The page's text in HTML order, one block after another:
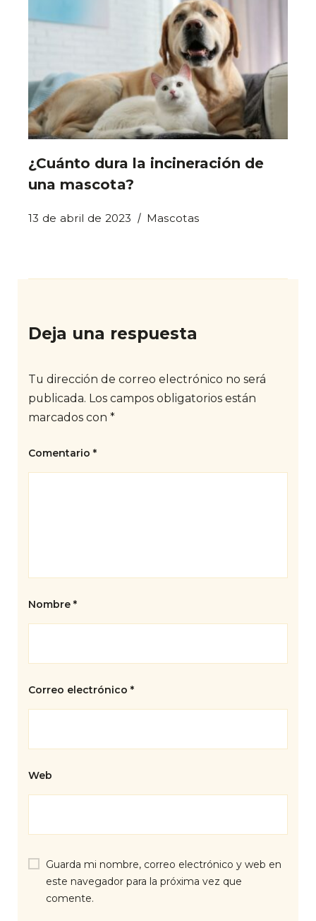
¿Cuánto dura la incineración de
una mascota?
13 de abril de 2023 Mascotas
Deja una respuesta
Tu dirección de correo electrónico no será
publicada. Los campos obligatorios están
marcados con *
Comentario *
Nombre *
Correo electrónico *
Web
Guarda mi nombre, correo electrónico y web en
este navegador para la próxima vez que
comente.